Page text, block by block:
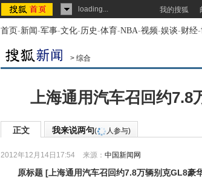
loading... 我的搜狐
首页-新闻-军事-文化-历史-体育-NBA-视频-娱谈-财经-
> 综合
上海通用汽车召回约7.8
正文 我来说两句( 人参与)
2012年12月14日17:54 来源： 中国新闻网
原标题 [ 上海通用汽车召回约7.8万辆别克GL8豪